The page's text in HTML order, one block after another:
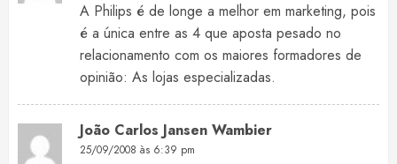
A Philips é de longe a melhor em marketing, pois
é a única entre as 4 que aposta pesado no
relacionamento com os maiores formadores de
opinião: As lojas especializadas.
João Carlos Jansen Wambier
25/09/2008 às 6:39 pm